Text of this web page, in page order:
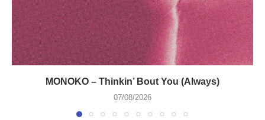
MONOKO – Thinkin’ Bout You (Always)
07/08/2026